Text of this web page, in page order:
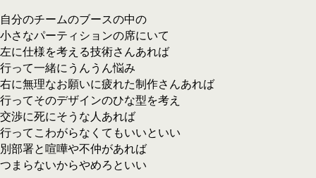
自分のチームのブースの中の
小さなパーティションの席にいて
左に仕様を考える技術さんあれば
行って一緒にうんうん悩み
右に無理なお願いに疲れた制作さんあれば
行ってそのデザインのひな型を考え
交渉に死にそうな人あれば
行ってこわがらなくてもいいといい
別部署と喧嘩や不仲があれば
つまらないからやめろといい